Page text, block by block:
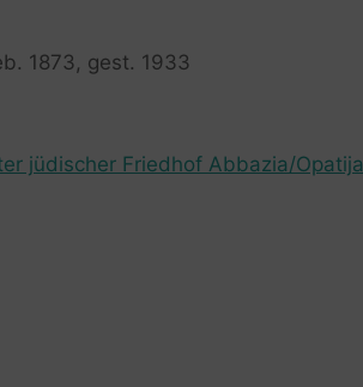
1873, gest. 1933
jüdischer Friedhof Abbazia/Opatija